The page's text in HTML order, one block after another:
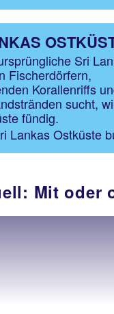
Sri
Fischerdörfern,
Korallenriffs
sucht,
fündig.
Lankas Ostküste
Mit oder